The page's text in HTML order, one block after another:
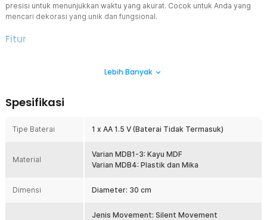
presisi untuk menunjukkan waktu yang akurat. Cocok untuk Anda yang
mencari dekorasi yang unik dan fungsional.
Fitur
Angka dan jarum jam dinding diberi lapisan glow in the dark yang
Mesin Movement Terbaik
dan LongDeLi 5188S yang akurat dan awet. Dipadukan dengan
informasi waktu yang tepat dan presisi.
Tidur Tenang Tanpa Gangguan
yang halus dan tidak berisik. Anda pun bisa melakukan berbagai
tanpa terganggu suara jam dinding.
Lebih Banyak
Spesifikasi
Tipe Baterai 1 x AA 1.5 V (Baterai Tidak Termasuk)
Material
Varian MDB1-3: Kayu MDF
Varian MDB4: Plastik dan Mika
Dimensi Diameter: 30 cm
Jenis Movement: Silent Movement